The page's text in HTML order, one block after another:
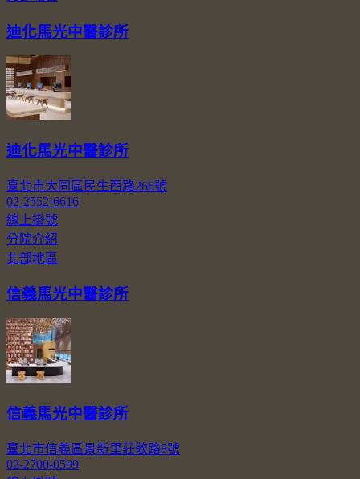
迪化馬光中醫診所
迪化馬光中醫診所
臺北市大同區民生西路266號
02-2552-6616
線上掛號
分院介紹
北部地區
信義馬光中醫診所
信義馬光中醫診所
臺北市信義區景新里莊敬路8號
02-2700-0599